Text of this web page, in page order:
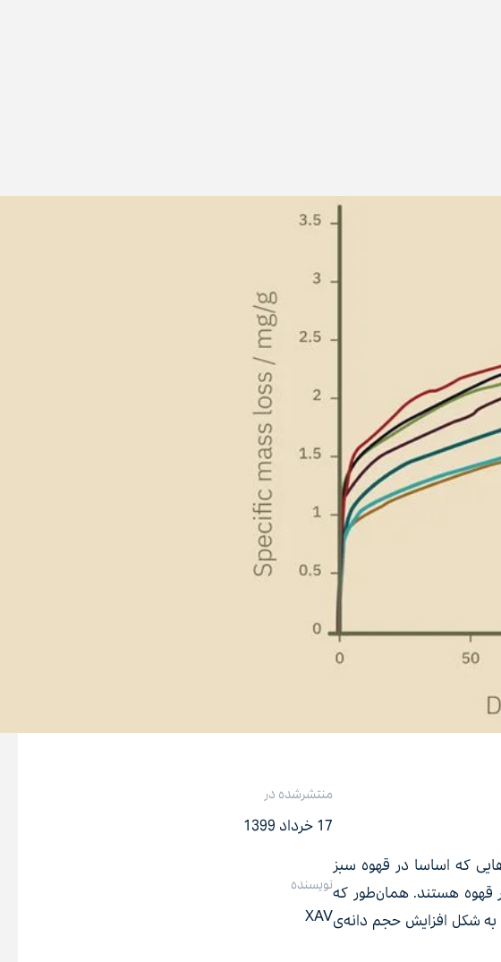
که اساسا در قهوه سبز
به طور مستقیم عامل عطر قهوه هستند. همان‌طور که
به شکل افزایش حجم دانه‌ی
منتشرشده در
17 خرداد 1399
نویسنده
XAV